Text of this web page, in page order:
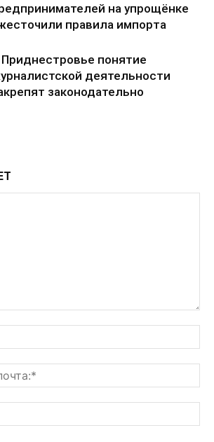
на упрощёнке
правила импорта
понятие
деятельности
законодательно